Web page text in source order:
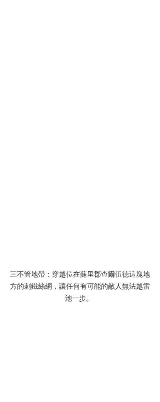
三不管地帶：穿越位在蘇里郡查爾伍德這塊地
方的刺鐵絲網，讓任何有可能的敵人無法越雷
池一步。